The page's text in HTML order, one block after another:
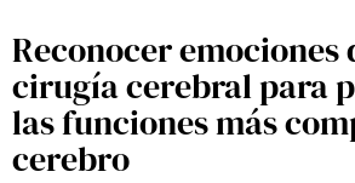
Reconocer
cirugía cerebral para
las funciones más
cerebro